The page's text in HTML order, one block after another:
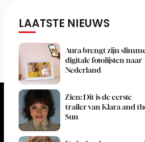
LAATSTE NIEUWS
Aura brengt zijn
digitale fotolijsten naar
Nederland
Zien: Dit is de eerste
trailer van Klara and
Sun